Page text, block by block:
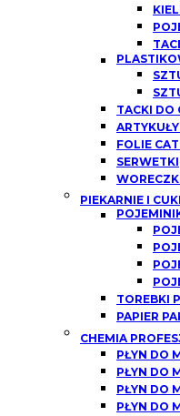
TACKI DO
FOLIE
SERWETKI
PIEKARNIE I
TOREBKI
PAPIER
CHEMIA
PŁYN DO
PŁYN DO
PŁYN DO
PŁYN DO